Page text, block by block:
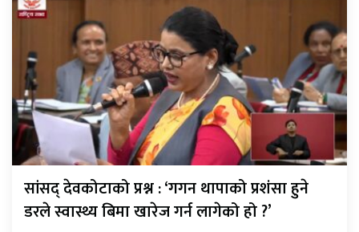
सांसद् देवकोटाको प्रश्न : ‘गगन थापाको प्रशंसा हुने
डरले स्वास्थ्य बिमा खारेज गर्न लागेको हो ?’